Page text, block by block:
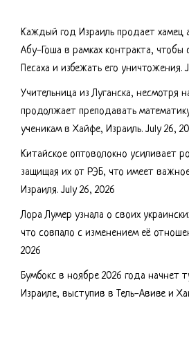
Каждый год Израиль продает хамец
Абу-Гоша в рамках контракта,
Песаха и избежать его уничтожения.
Учительница из Луганска, несмотря
продолжает преподавать
ученикам в Хайфе, Израиль. July 26,
Китайское оптоволокно усиливает
защищая их от РЭБ, что имеет
Израиля. July 26, 2026
Лора Лумер узнала о своих
что совпало с изменением её
2026
Бумбокс в ноябре 2026 года начнет
Израиле, выступив в Тель-Авиве и